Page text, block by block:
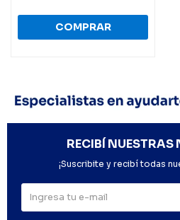
RECIBÍ NUESTRAS
¡Suscribite y recibí todas